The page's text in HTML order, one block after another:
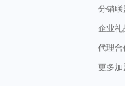
分销联
企业礼
代理合
更多加